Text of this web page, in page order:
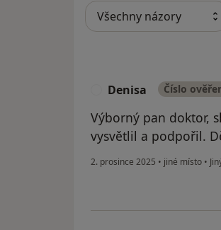
Denisa Číslo
Výborný pan doktor,
vysvětlil a podpořil.
2. prosince 2025 • jiné místo •